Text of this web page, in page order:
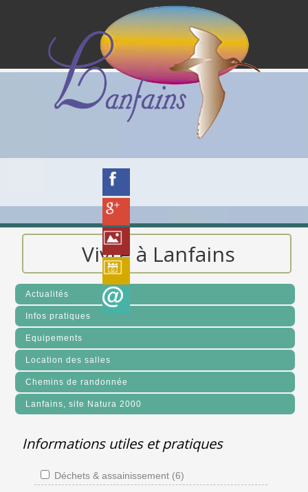
Vivre à Lanfains
Actualités
Infos pratiques
Equipements
Location des salles
Chemins de randonnée
Lanfains, site Natura 2000
Informations utiles et pratiques
Déchets & assainissement (6)